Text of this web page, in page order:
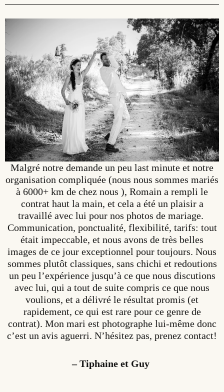
Malgré notre demande un peu last minute et notre
organisation compliquée (nous nous sommes mariés
à 6000+ km de chez nous ), Romain a rempli le
contrat haut la main, et cela a été un plaisir a
travaillé avec lui pour nos photos de mariage.
Communication, ponctualité, flexibilité, tarifs: tout
était impeccable, et nous avons de très belles
images de ce jour exceptionnel pour toujours. Nous
sommes plutôt classiques, sans chichi et redoutions
un peu l’expérience jusqu’à ce que nous discutions
avec lui, qui a tout de suite compris ce que nous
voulions, et a délivré le résultat promis (et
rapidement, ce qui est rare pour ce genre de
contrat). Mon mari est photographe lui-même donc
c’est un avis aguerri. N’hésitez pas, prenez contact!
– Tiphaine et Guy